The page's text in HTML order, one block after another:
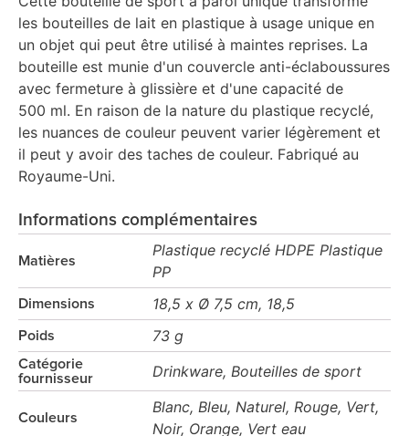
les bouteilles de lait en plastique à usage unique en
un objet qui peut être utilisé à maintes reprises. La
bouteille est munie d'un couvercle anti-éclaboussures
avec fermeture à glissière et d'une capacité de
500 ml. En raison de la nature du plastique recyclé,
les nuances de couleur peuvent varier légèrement et
il peut y avoir des taches de couleur. Fabriqué au
Royaume-Uni.
Informations complémentaires
Matières
Plastique recyclé HDPE Plastique
PP
Dimensions 18,5 x Ø 7,5 cm, 18,5
Poids 73 g
Catégorie
fournisseur
Drinkware, Bouteilles de sport
Couleurs
Blanc, Bleu, Naturel, Rouge, Vert,
Noir, Orange, Vert eau